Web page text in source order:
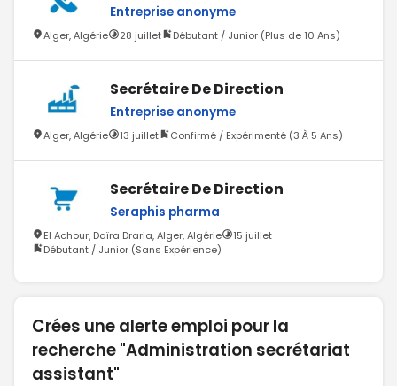
Entreprise anonyme
Alger, Algérie 28 juillet Débutant / Junior (Plus de 10 Ans)
Secrétaire De Direction
Entreprise anonyme
Alger, Algérie 13 juillet Confirmé / Expérimenté (3 À 5 Ans)
Secrétaire De Direction
Seraphis pharma
El Achour, Daïra Draria, Alger, Algérie
15 juillet
Débutant / Junior (Sans Expérience)
Crées une alerte emploi pour la
recherche "Administration secrétariat
assistant"